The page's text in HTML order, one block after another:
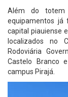
Além do totem
equipamentos já
capital piauiense
localizados no
Rodoviária
Castelo Branco
campus Pirajá.